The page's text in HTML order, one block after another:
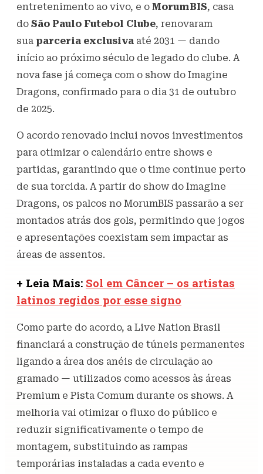
entretenimento ao vivo, e o MorumBIS, casa
do São Paulo Futebol Clube, renovaram
sua parceria exclusiva até 2031 — dando
início ao próximo século de legado do clube. A
nova fase já começa com o show do Imagine
Dragons, confirmado para o dia 31 de outubro
de 2025.
O acordo renovado inclui novos investimentos
para otimizar o calendário entre shows e
partidas, garantindo que o time continue perto
de sua torcida. A partir do show do Imagine
Dragons, os palcos no MorumBIS passarão a ser
montados atrás dos gols, permitindo que jogos
e apresentações coexistam sem impactar as
áreas de assentos.
+ Leia Mais: Sol em Câncer – os artistas
latinos regidos por esse signo
Como parte do acordo, a Live Nation Brasil
financiará a construção de túneis permanentes
ligando a área dos anéis de circulação ao
gramado — utilizados como acessos às áreas
Premium e Pista Comum durante os shows. A
melhoria vai otimizar o fluxo do público e
reduzir significativamente o tempo de
montagem, substituindo as rampas
temporárias instaladas a cada evento e